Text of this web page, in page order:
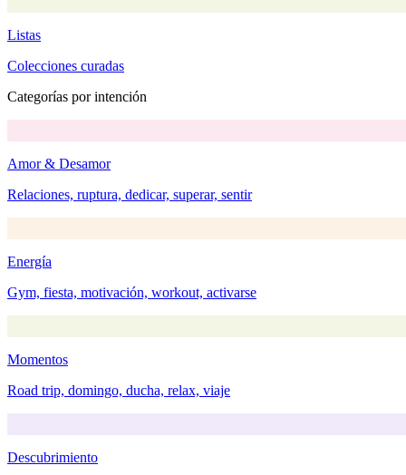
Listas
Colecciones curadas
Categorías por intención
Amor & Desamor
Relaciones, ruptura, dedicar, superar, sentir
Energía
Gym, fiesta, motivación, workout, activarse
Momentos
Road trip, domingo, ducha, relax, viaje
Descubrimiento